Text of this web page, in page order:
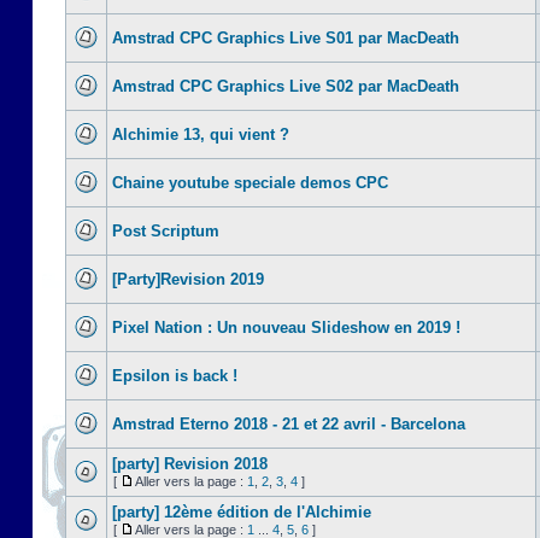
Amstrad CPC Graphics Live S01 par MacDeath
Amstrad CPC Graphics Live S02 par MacDeath
Alchimie 13, qui vient ?
Chaine youtube speciale demos CPC
Post Scriptum
[Party]Revision 2019
Pixel Nation : Un nouveau Slideshow en 2019 !
Epsilon is back !
Amstrad Eterno 2018 - 21 et 22 avril - Barcelona
[party] Revision 2018
[ Aller vers la page : 1 2 3 4 ]
[party] 12ème édition de l'Alchimie
[ Aller vers la page : 1 4 5 6 ]